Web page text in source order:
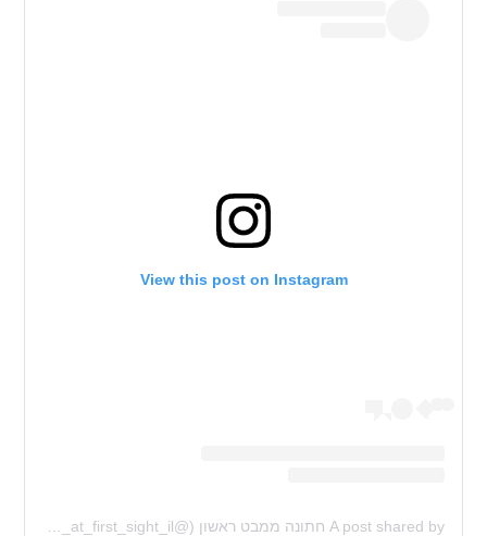
View this post on Instagram
A post shared by חתונה ממבט ראשון (@married_at_first_sight_il)